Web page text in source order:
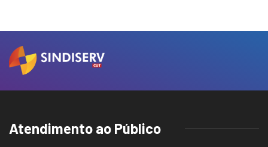
Atendimento ao Público